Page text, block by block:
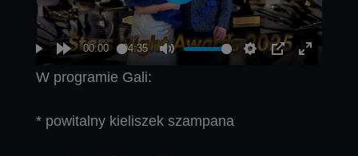
W programie Gali:
* powitalny kieliszek szampana